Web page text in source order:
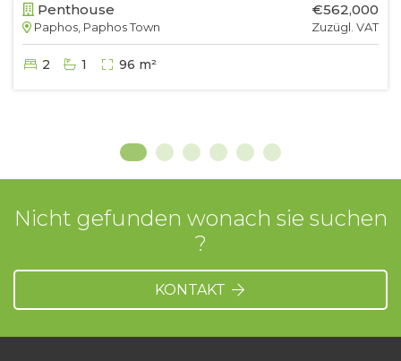
Penthouse
Paphos, Paphos Town
€562,000
Zuzügl. VAT
2 1 96 m²
Nicht gefunden wonach sie suchen
?
KONTAKT